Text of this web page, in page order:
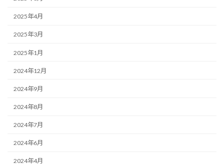
2025年4月
2025年3月
2025年1月
2024年12月
2024年9月
2024年8月
2024年7月
2024年6月
2024年4月